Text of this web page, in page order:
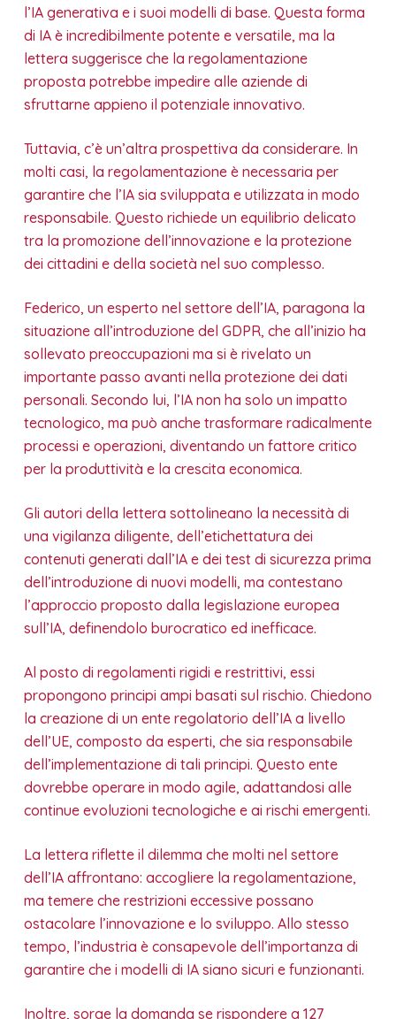
l’IA generativa e i suoi modelli di base. Questa forma
di IA è incredibilmente potente e versatile, ma la
lettera suggerisce che la regolamentazione
proposta potrebbe impedire alle aziende di
sfruttarne appieno il potenziale innovativo.
Tuttavia, c’è un’altra prospettiva da considerare. In
molti casi, la regolamentazione è necessaria per
garantire che l’IA sia sviluppata e utilizzata in modo
responsabile. Questo richiede un equilibrio delicato
tra la promozione dell’innovazione e la protezione
dei cittadini e della società nel suo complesso.
Federico, un esperto nel settore dell’IA, paragona la
situazione all’introduzione del GDPR, che all’inizio ha
sollevato preoccupazioni ma si è rivelato un
importante passo avanti nella protezione dei dati
personali. Secondo lui, l’IA non ha solo un impatto
tecnologico, ma può anche trasformare radicalmente
processi e operazioni, diventando un fattore critico
per la produttività e la crescita economica.
Gli autori della lettera sottolineano la necessità di
una vigilanza diligente, dell’etichettatura dei
contenuti generati dall’IA e dei test di sicurezza prima
dell’introduzione di nuovi modelli, ma contestano
l’approccio proposto dalla legislazione europea
sull’IA, definendolo burocratico ed inefficace.
Al posto di regolamenti rigidi e restrittivi, essi
propongono principi ampi basati sul rischio. Chiedono
la creazione di un ente regolatorio dell’IA a livello
dell’UE, composto da esperti, che sia responsabile
dell’implementazione di tali principi. Questo ente
dovrebbe operare in modo agile, adattandosi alle
continue evoluzioni tecnologiche e ai rischi emergenti.
La lettera riflette il dilemma che molti nel settore
dell’IA affrontano: accogliere la regolamentazione,
ma temere che restrizioni eccessive possano
ostacolare l’innovazione e lo sviluppo. Allo stesso
tempo, l’industria è consapevole dell’importanza di
garantire che i modelli di IA siano sicuri e funzionanti.
Inoltre, sorge la domanda se rispondere a 127